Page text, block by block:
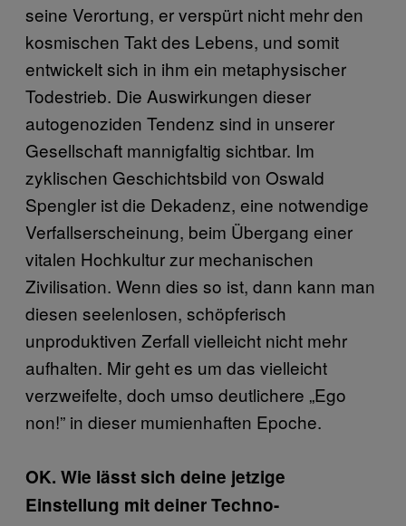
seine Verortung, er verspürt nicht mehr den
kosmischen Takt des Lebens, und somit
entwickelt sich in ihm ein metaphysischer
Todestrieb. Die Auswirkungen dieser
autogenoziden Tendenz sind in unserer
Gesellschaft mannigfaltig sichtbar. Im
zyklischen Geschichtsbild von Oswald
Spengler ist die Dekadenz, eine notwendige
Verfallserscheinung, beim Übergang einer
vitalen Hochkultur zur mechanischen
Zivilisation. Wenn dies so ist, dann kann man
diesen seelenlosen, schöpferisch
unproduktiven Zerfall vielleicht nicht mehr
aufhalten. Mir geht es um das vielleicht
verzweifelte, doch umso deutlichere „Ego
non!” in dieser mumienhaften Epoche.
OK. Wie lässt sich deine jetzige
Einstellung mit deiner Techno-